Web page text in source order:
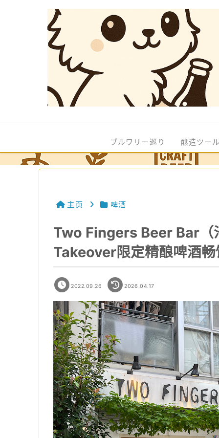
ブルワリー巡り 醸造ツー
主页 啤酒
Two Fingers Beer Bar（
Takeover限定精酿啤酒
2022.09.26 2026.04.17